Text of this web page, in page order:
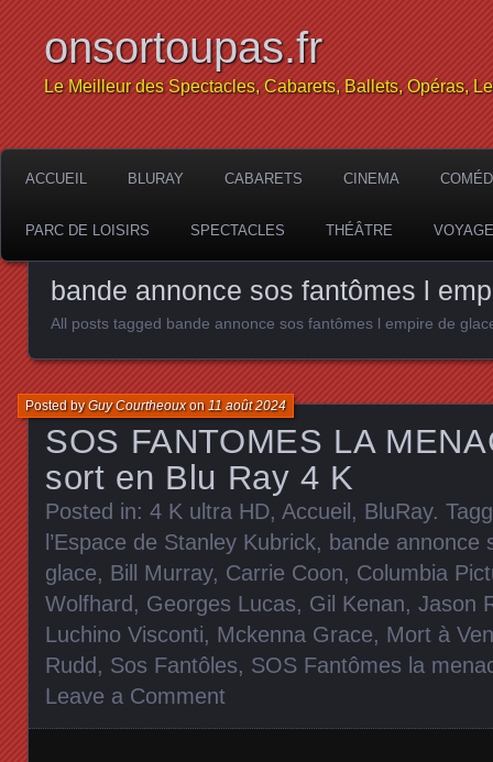
onsortoupas.fr
Le Meilleur des Spectacles, Cabarets, Ballets, Opéras,
ACCUEIL BLURAY CABARETS CINEMA
PARC DE LOISIRS SPECTACLES THÉÂTRE
bande annonce sos fantômes l
All posts tagged bande annonce sos fantômes l empire de
SOS FANTOMES LA
sort en Blu Ray 4 K
Posted byGuy Courtheouxon 11 août 2024
Posted in: 4 K ultra HD, Accueil, BluRay.
l’Espace de Stanley Kubrick, bande annonce
glace, Bill Murray, Carrie Coon, Columbia
Wolfhard, Georges Lucas, Gil Kenan, Jason
Luchino Visconti, Mckenna Grace, Mort à
Rudd, Sos Fantôles, SOS Fantômes la
Leave a Comment